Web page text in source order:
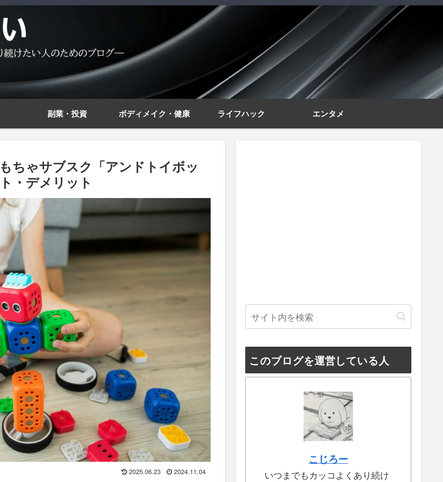
副業・投資 ボディメイク・健康 ライフハック エンタメ
ちゃサブスク「アンドトイボッ
・デメリット
2025.06.23 2024.11.04
このブログを運営している人
こじろー
いつまでもカッコよくあり続け